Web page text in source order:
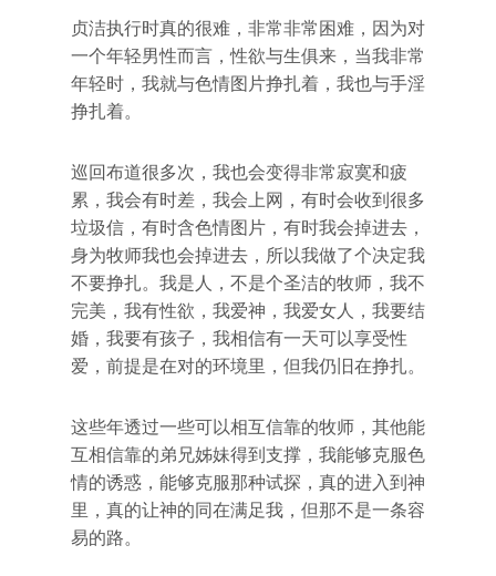
贞洁执行时真的很难，非常非常困难，因为对
一个年轻男性而言，性欲与生俱来，当我非常
年轻时，我就与色情图片挣扎着，我也与手淫
挣扎着。
巡回布道很多次，我也会变得非常寂寞和疲
累，我会有时差，我会上网，有时会收到很多
垃圾信，有时含色情图片，有时我会掉进去，
身为牧师我也会掉进去，所以我做了个决定我
不要挣扎。我是人，不是个圣洁的牧师，我不
完美，我有性欲，我爱神，我爱女人，我要结
婚，我要有孩子，我相信有一天可以享受性
爱，前提是在对的环境里，但我仍旧在挣扎。
这些年透过一些可以相互信靠的牧师，其他能
互相信靠的弟兄姊妹得到支撑，我能够克服色
情的诱惑，能够克服那种试探，真的进入到神
里，真的让神的同在满足我，但那不是一条容
易的路。